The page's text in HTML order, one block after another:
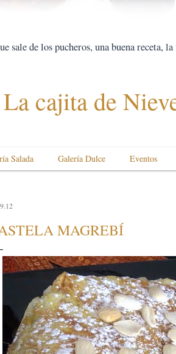
sale de los pucheros, una buena receta,
La cajita de
Salada Galería Dulce Eventos
MAGREBÍ